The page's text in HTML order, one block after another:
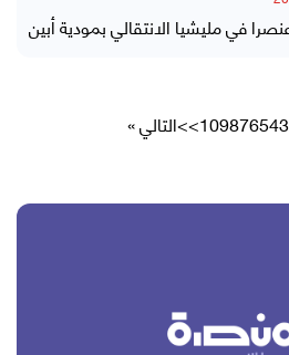
3
4
5
6
7
8
9
10
>>التالي »